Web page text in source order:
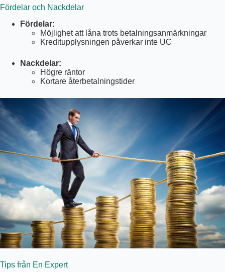
Fördelar och Nackdelar
Fördelar:
Möjlighet att låna trots betalningsanmärkningar
Kreditupplysningen påverkar inte UC
Nackdelar:
Högre räntor
Kortare återbetalningstider
Tips från En Expert